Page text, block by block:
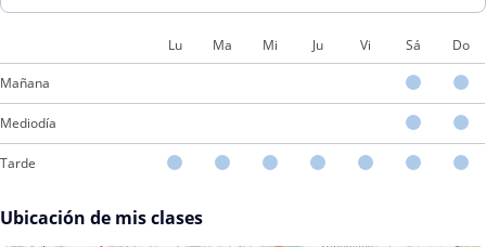
Lu Ma Mi Ju Vi Sá Do
Mañana
Mediodía
Tarde
Ubicación de mis clases